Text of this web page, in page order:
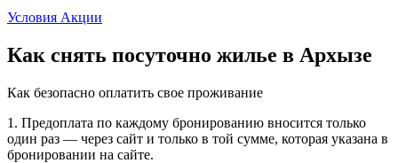
Условия Акции
Как снять посуточно жилье в Архызе
Как безопасно оплатить свое проживание
1. Предоплата по каждому бронированию вносится только
один раз — через сайт и только в той сумме, которая указана в
бронировании на сайте.